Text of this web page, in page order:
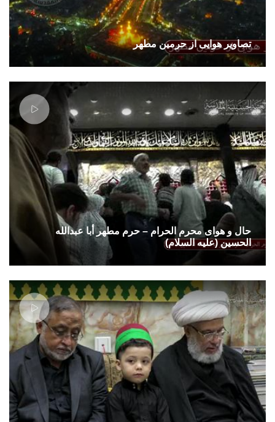
تصاوير هوایی از حرمین مطهر
حال و هوای محرم الحرام – حرم مطهر أبا عبدالله
الحسین (علیه السلام)